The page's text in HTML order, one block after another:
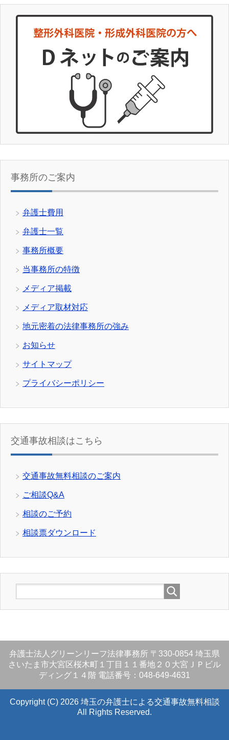
事務所のご案内
弁護士費用
弁護士一覧
事務所概要
当事務所の特徴
メディア掲載
メディア取材対応
地元密着の法律事務所の強み
お知らせ
サイトマップ
プライバシーポリシー
交通事故相談はこちら
交通事故無料相談のご案内
ご相談Q&A
相談のご予約
相談票ダウンロード
弁護士法人グリーンリーフ法律事務所 〒330-0854 埼玉県
さいたま市大宮区桜木町１丁目１１番地２０大宮ＪＰビル
ディング１４階 電話番号：048-649-4631
Copyright (C) 2026 埼玉の弁護士による交通事故無料相談
All Rights Reserved.